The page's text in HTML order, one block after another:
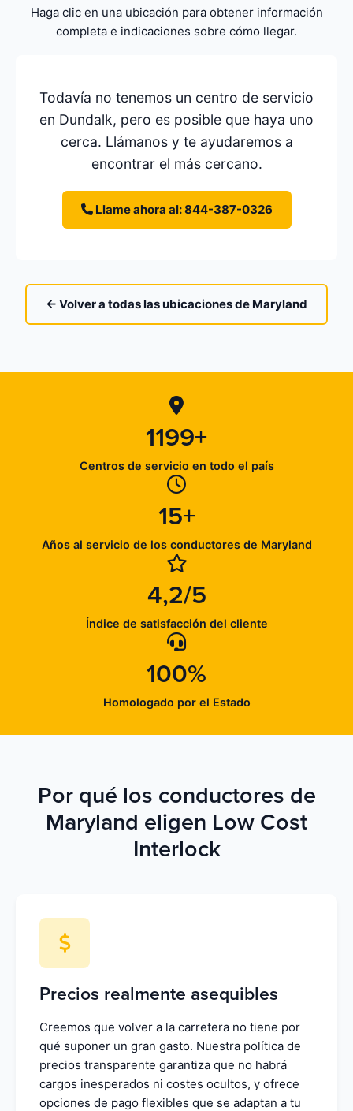
Haga clic en una ubicación para obtener información
completa e indicaciones sobre cómo llegar.
Todavía no tenemos un centro de servicio
en Dundalk, pero es posible que haya uno
cerca. Llámanos y te ayudaremos a
encontrar el más cercano.
Llame ahora al: 844-387-0326
← Volver a todas las ubicaciones de Maryland
1199+
Centros de servicio en todo el país
15+
Años al servicio de los conductores de Maryland
4,2/5
Índice de satisfacción del cliente
100%
Homologado por el Estado
Por qué los conductores de
Maryland eligen Low Cost
Interlock
Precios realmente asequibles
Creemos que volver a la carretera no tiene por
qué suponer un gran gasto. Nuestra política de
precios transparente garantiza que no habrá
cargos inesperados ni costes ocultos, y ofrece
opciones de pago flexibles que se adaptan a tu